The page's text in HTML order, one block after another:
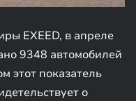
EXEED, в апреле
9348 автомобилей
этот показатель
о